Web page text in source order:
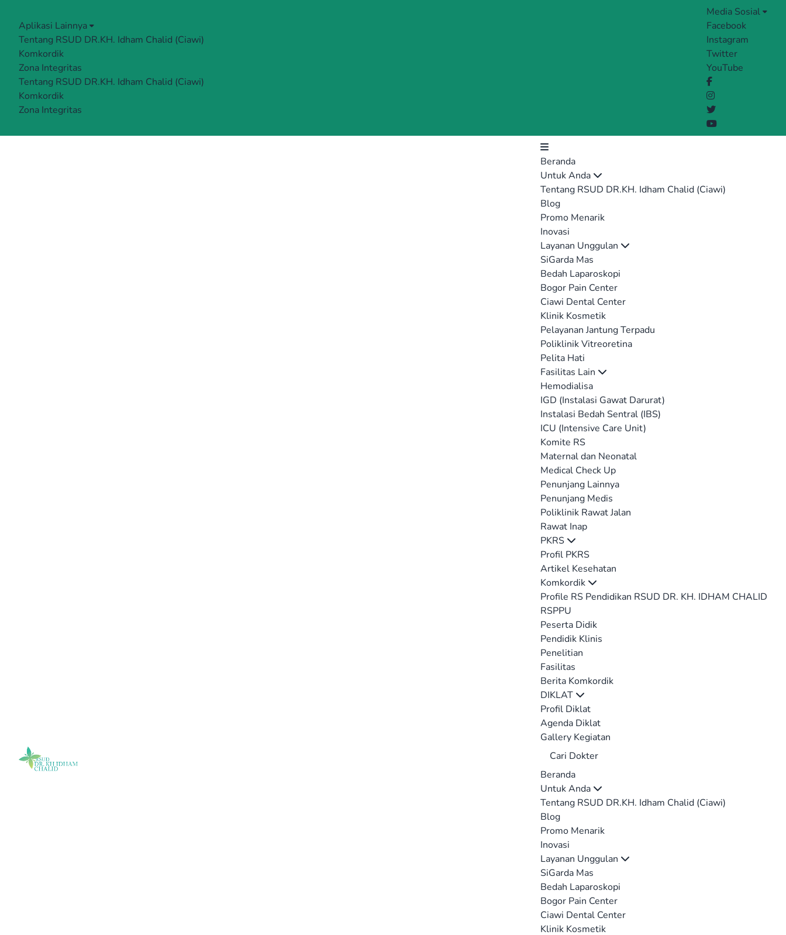
Aplikasi Lainnya
Tentang RSUD DR.KH. Idham Chalid (Ciawi)
Komkordik
Zona Integritas
Tentang RSUD DR.KH. Idham Chalid (Ciawi)
Komkordik
Zona Integritas
Media Sosial
Facebook
Instagram
Twitter
YouTube
Beranda
Untuk Anda
Tentang RSUD DR.KH. Idham Chalid (Ciawi)
Blog
Promo Menarik
Inovasi
Layanan Unggulan
SiGarda Mas
Bedah Laparoskopi
Bogor Pain Center
Ciawi Dental Center
Klinik Kosmetik
Pelayanan Jantung Terpadu
Poliklinik Vitreoretina
Pelita Hati
Fasilitas Lain
Hemodialisa
IGD (Instalasi Gawat Darurat)
Instalasi Bedah Sentral (IBS)
ICU (Intensive Care Unit)
Komite RS
Maternal dan Neonatal
Medical Check Up
Penunjang Lainnya
Penunjang Medis
Poliklinik Rawat Jalan
Rawat Inap
PKRS
Profil PKRS
Artikel Kesehatan
Komkordik
Profile RS Pendidikan RSUD DR. KH. IDHAM CHALID
RSPPU
Peserta Didik
Pendidik Klinis
Penelitian
Fasilitas
Berita Komkordik
DIKLAT
Profil Diklat
Agenda Diklat
Gallery Kegiatan
Cari Dokter
Beranda
Untuk Anda
Tentang RSUD DR.KH. Idham Chalid (Ciawi)
Blog
Promo Menarik
Inovasi
Layanan Unggulan
SiGarda Mas
Bedah Laparoskopi
Bogor Pain Center
Ciawi Dental Center
Klinik Kosmetik